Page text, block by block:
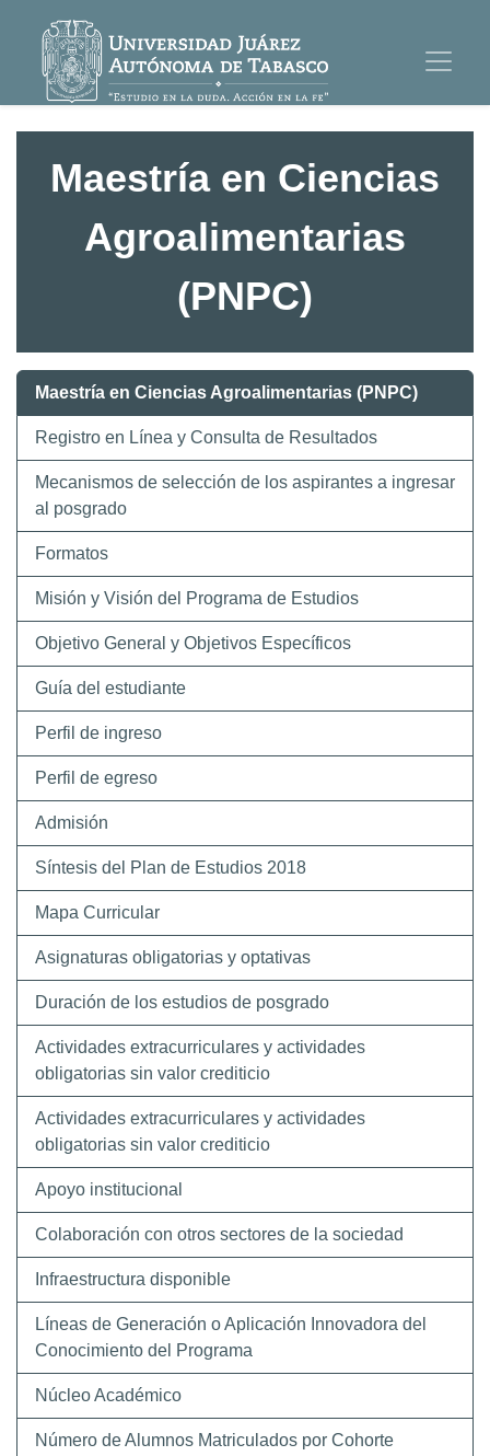
Maestría en Ciencias
Agroalimentarias
(PNPC)
Maestría en Ciencias Agroalimentarias (PNPC)
Registro en Línea y Consulta de Resultados
Mecanismos de selección de los aspirantes a ingresar
al posgrado
Formatos
Misión y Visión del Programa de Estudios
Objetivo General y Objetivos Específicos
Guía del estudiante
Perfil de ingreso
Perfil de egreso
Admisión
Síntesis del Plan de Estudios 2018
Mapa Curricular
Asignaturas obligatorias y optativas
Duración de los estudios de posgrado
Actividades extracurriculares y actividades
obligatorias sin valor crediticio
Actividades extracurriculares y actividades
obligatorias sin valor crediticio
Apoyo institucional
Colaboración con otros sectores de la sociedad
Infraestructura disponible
Líneas de Generación o Aplicación Innovadora del
Conocimiento del Programa
Núcleo Académico
Número de Alumnos Matriculados por Cohorte